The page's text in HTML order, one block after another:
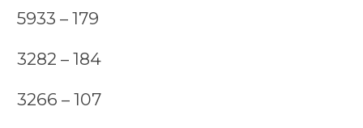
5933 – 179
3282 – 184
3266 – 107